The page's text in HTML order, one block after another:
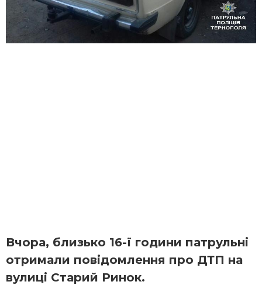
Вчора, близько 16-ї години патрульні
отримали повідомлення про ДТП на
вулиці Старий Ринок.